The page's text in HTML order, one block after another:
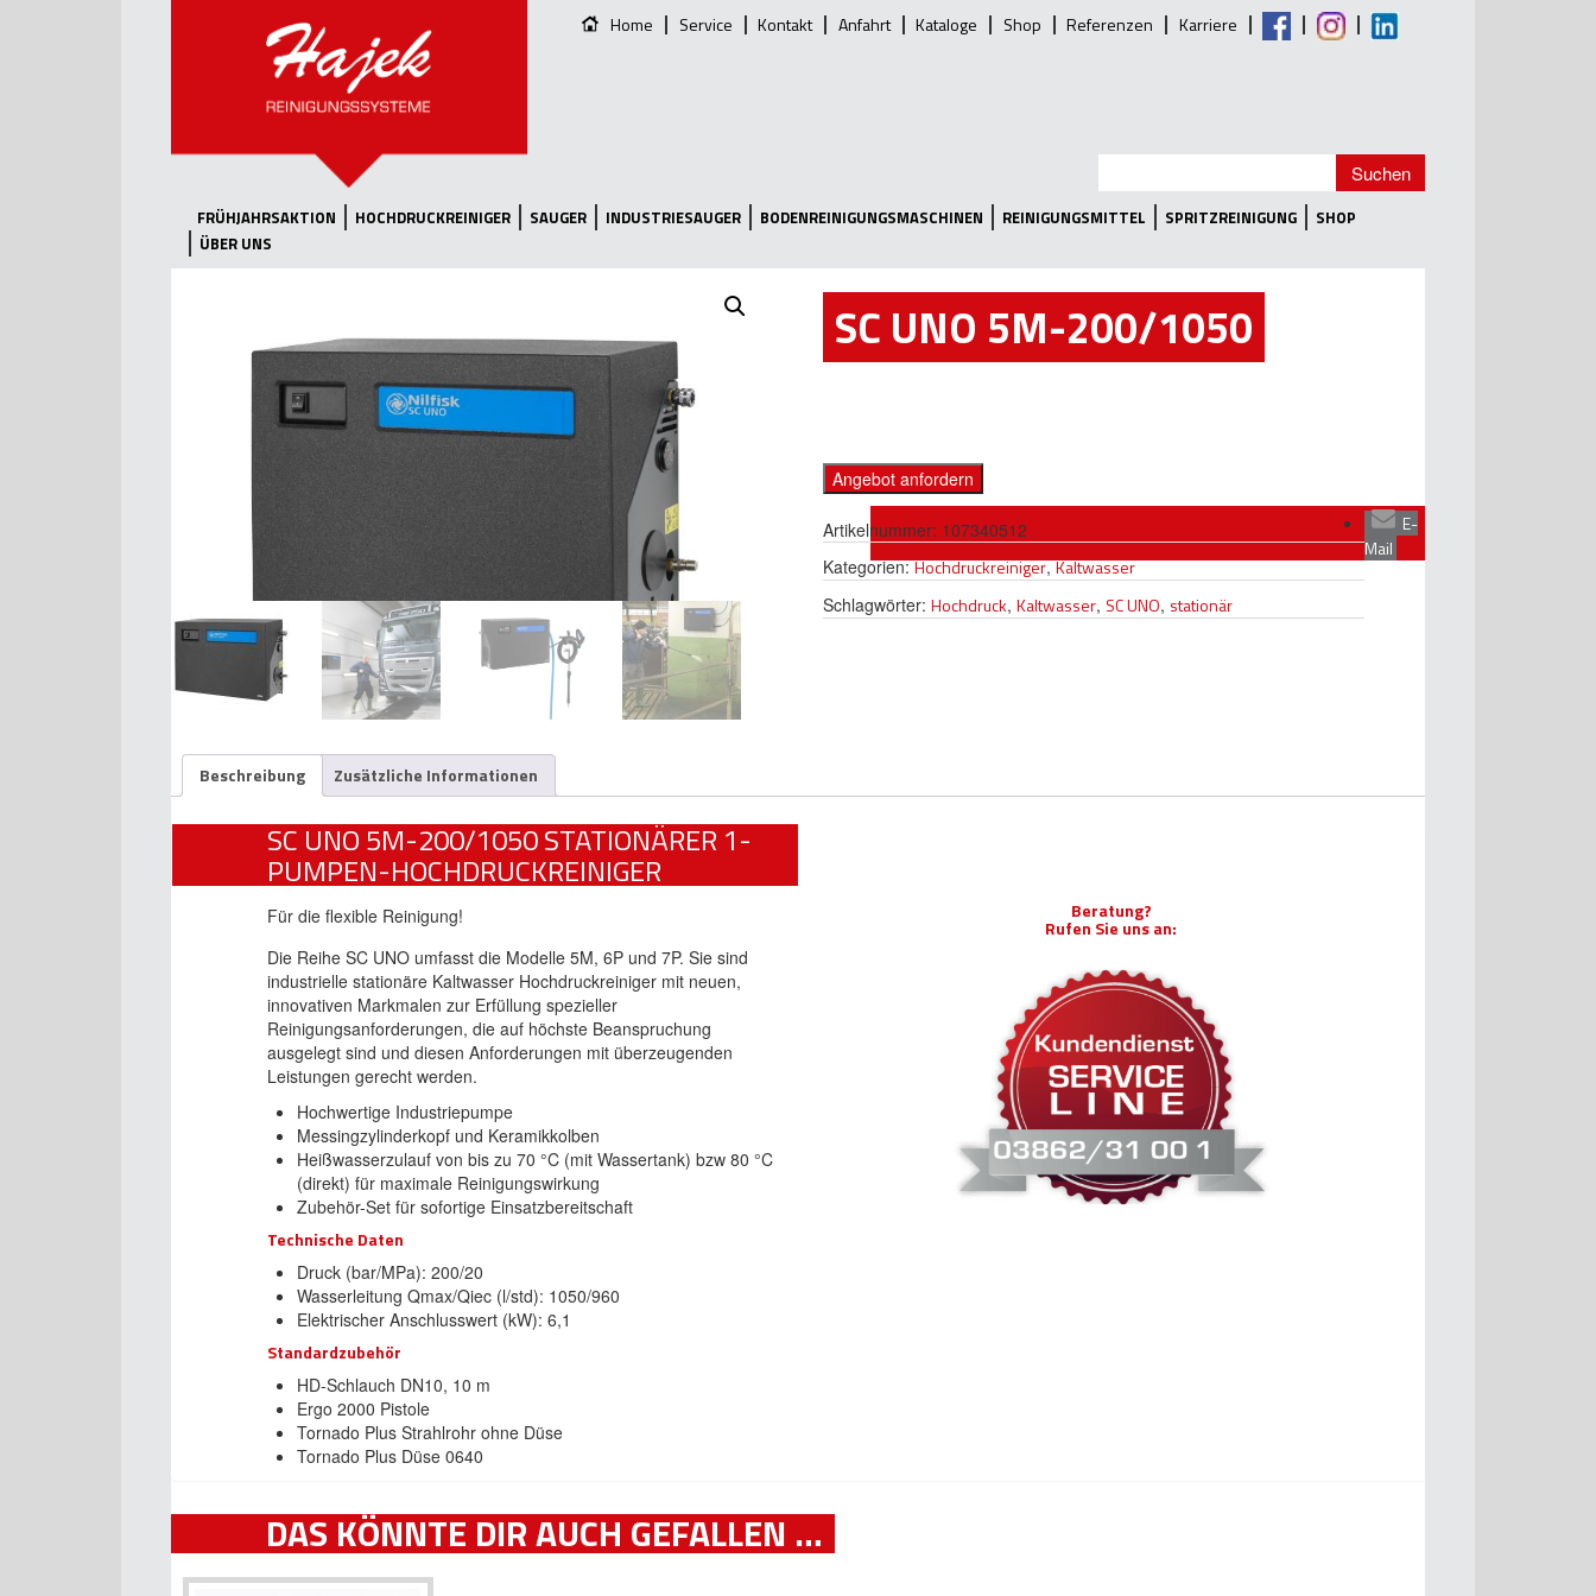
Home Service Kontakt Anfahrt Kataloge Shop Referenzen Karriere
FRÜHJAHRSAKTION HOCHDRUCKREINIGER SAUGER INDUSTRIESAUGER BODENREINIGUNGSMASCHINEN REINIGUNGSMITTEL SPRITZREINIGUNG
SHOP
ÜBER UNS
SC UNO 5M-200/1050
Angebot anfordern
Artikelnummer: 107340512
Kategorien:Hochdruckreiniger,Kaltwasser
Schlagwörter:Hochdruck,Kaltwasser, SC UNO, stationär
E-
Mail
Beschreibung Zusätzliche Informationen
SC UNO 5M-200/1050 STATIONÄRER 1-
PUMPEN-HOCHDRUCKREINIGER
Für die flexible Reinigung!
Die Reihe SC UNO umfasst die Modelle 5M, 6P und 7P. Sie sind
industrielle stationäre Kaltwasser Hochdruckreiniger mit neuen,
innovativen Markmalen zur Erfüllung spezieller
Reinigungsanforderungen, die auf höchste Beanspruchung
ausgelegt sind und diesen Anforderungen mit überzeugenden
Leistungen gerecht werden.
Hochwertige Industriepumpe
Messingzylinderkopf und Keramikkolben
Heißwasserzulauf von bis zu 70 °C (mit Wassertank) bzw 80 °C
(direkt) für maximale Reinigungswirkung
Zubehör-Set für sofortige Einsatzbereitschaft
Technische Daten
Druck (bar/MPa): 200/20
Wasserleitung Qmax/Qiec (l/std): 1050/960
Elektrischer Anschlusswert (kW): 6,1
Standardzubehör
HD-Schlauch DN10, 10 m
Ergo 2000 Pistole
Tornado Plus Strahlrohr ohne Düse
Tornado Plus Düse 0640
Beratung?
Rufen Sie uns an:
DAS KÖNNTE DIR AUCH GEFALLEN …